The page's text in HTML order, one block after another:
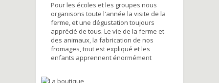
Pour les écoles et les groupes nous
organisons toute l'année la visite de la
ferme, et une dégustation toujours
apprécié de tous. Le vie de la ferme et
des animaux, la fabrication de nos
fromages, tout est expliqué et les
enfants apprennent énormément